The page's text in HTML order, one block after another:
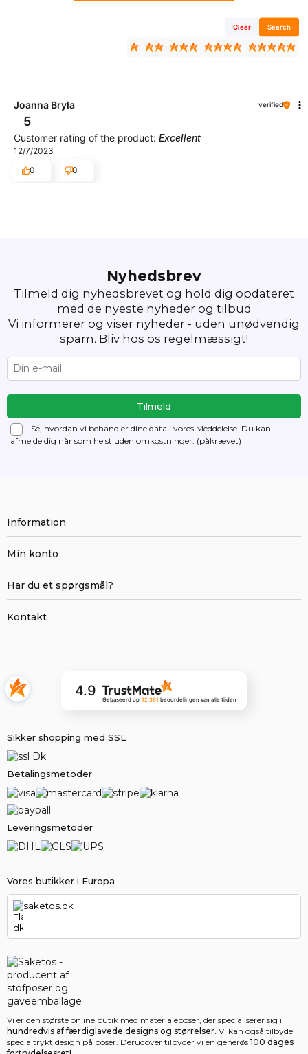
Clear Search
Joanna Bryła verified
5
Customer rating of the product: Excellent
12/7/2023
0
0
Nyhedsbrev
Tilmeld dig nyhedsbrevet og hold dig opdateret
med de nyeste nyheder og tilbud
Vi informerer og viser nyheder - uden unødvendig
spam. Bliv hos os regelmæssigt!
Se, hvordan vi behandler dine data i vores Meddelelse. Du kan
afmelde dig når som helst uden omkostninger. (påkrævet)
Vi er den største online butik med materialeposer, der specialiserer sig i
hundredvis af færdiglavede designs og størrelser. Vi kan også tilbyde
specialtrykt design på poser. Derudover tilbyder vi en generøs 100 dages
Vores butikker i Europa
saketos.dk
Information
Min konto
Har du et spørgsmål?
Kontakt
4.9
Gebaseerd op 12 381 beoordelingen van alle tijden
Sikker shopping med SSL
Betalingsmetoder
Leveringsmetoder